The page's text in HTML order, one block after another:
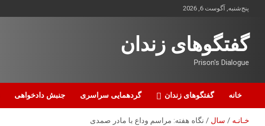
محتوا
پنج‌شنبه, آگوست 6, 2026
گفتگوهای زندان
Prison's Dialogue
خانه گفتگوهای زندان گردهمایی سراسری جنبش دادخواهی
خـانـه سال نگاه هفته: مراسم وداع با مادر صمدی